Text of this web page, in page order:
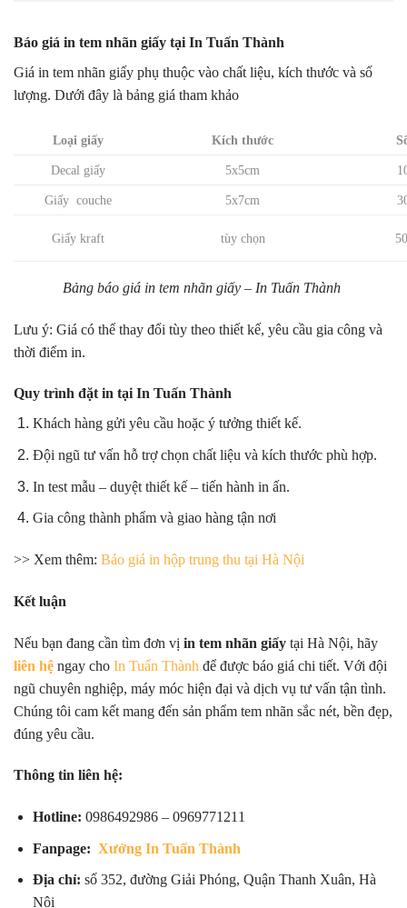
Báo giá in tem nhãn giấy tại In Tuấn Thành
Giá in tem nhãn giấy phụ thuộc vào chất liệu, kích thước và số
lượng. Dưới đây là bảng giá tham khảo
Loại giấy Kích thước
Decal giấy 5x5cm
Giấy couche 5x7cm
Giấy kraft tùy chọn
Bảng báo giá in tem nhãn giấy – In Tuấn Thành
Lưu ý: Giá có thể thay đổi tùy theo thiết kế, yêu cầu gia công và
thời điểm in.
Quy trình đặt in tại In Tuấn Thành
Khách hàng gửi yêu cầu hoặc ý tưởng thiết kế.
Đội ngũ tư vấn hỗ trợ chọn chất liệu và kích thước phù hợp.
In test mẫu – duyệt thiết kế – tiến hành in ấn.
Gia công thành phẩm và giao hàng tận nơi
>> Xem thêm: Báo giá in hộp trung thu tại Hà Nội
Kết luận
Nếu bạn đang cần tìm đơn vị in tem nhãn giấy tại Hà Nội, hãy
liên hệ ngay cho In Tuấn Thành để được báo giá chi tiết. Với đội
ngũ chuyên nghiệp, máy móc hiện đại và dịch vụ tư vấn tận tình.
Chúng tôi cam kết mang đến sản phẩm tem nhãn sắc nét, bền đẹp,
đúng yêu cầu.
Thông tin liên hệ:
Hotline: 0986492986 – 0969771211
Fanpage: Xưởng In Tuấn Thành
Địa chỉ: số 352, đường Giải Phóng, Quận Thanh Xuân, Hà
Nội